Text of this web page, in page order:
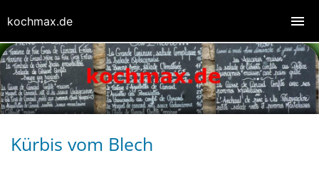
Kürbis vom Blech
kochmax.de